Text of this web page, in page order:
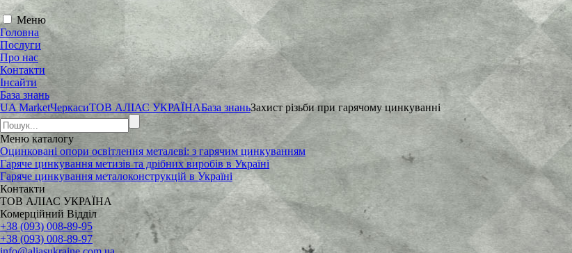
Меню
Головна
Послуги
Про нас
Контакти
Інсайти
База знань
UA MarketЧеркасиТОВ АЛІАС УКРАЇНАБаза знаньЗахист різьби при гарячому цинкуванні
Менюкаталогу
Оцинковані опори освітлення металеві: з гарячим цинкуванням
Гаряче цинкування метизів та дрібних виробів в Україні
Гаряче цинкування металоконструкцій в Україні
Контакти
ТОВ АЛІАС УКРАЇНА
Комерційний Відділ
+38 (093) 008-89-95
+38 (093) 008-89-97